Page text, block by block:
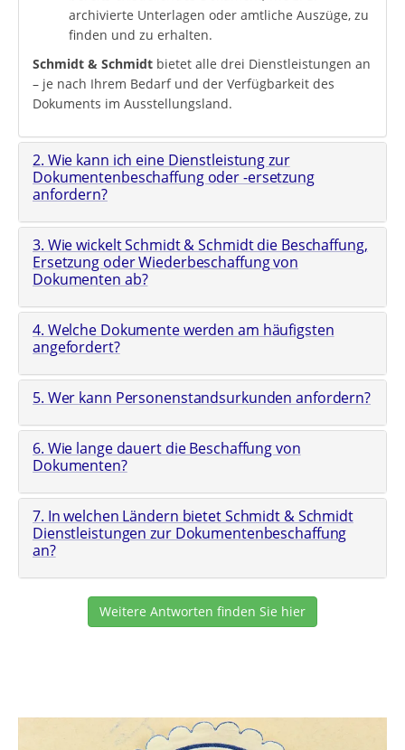
archivierte Unterlagen oder amtliche Auszüge, zu
finden und zu erhalten.
Schmidt & Schmidt bietet alle drei Dienstleistungen an
– je nach Ihrem Bedarf und der Verfügbarkeit des
Dokuments im Ausstellungsland.
2. Wie kann ich eine Dienstleistung zur
Dokumentenbeschaffung oder -ersetzung
anfordern?
3. Wie wickelt Schmidt & Schmidt die Beschaffung,
Ersetzung oder Wiederbeschaffung von
Dokumenten ab?
4. Welche Dokumente werden am häufigsten
angefordert?
5. Wer kann Personenstandsurkunden anfordern?
6. Wie lange dauert die Beschaffung von
Dokumenten?
7. In welchen Ländern bietet Schmidt & Schmidt
Dienstleistungen zur Dokumentenbeschaffung
an?
Weitere Antworten finden Sie hier